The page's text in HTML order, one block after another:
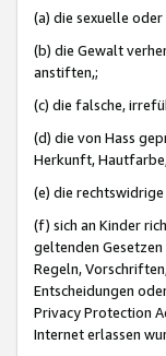
(a) die sexuelle
(b) die Gewalt
anstiften,;
(c) die falsche,
(d) die von Hass
Herkunft,
(e) die
(f) sich an Kinder
geltenden
Regeln,
Entscheidungen
Privacy Protection
Internet erlassen